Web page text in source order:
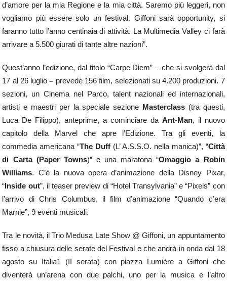
d’amore per la mia Regione e la mia città. Saremo più leggeri, non
vogliamo più essere solo un festival. Giffoni sarà opportunity, si
faranno tutto l’anno centinaia di attività. La Multimedia Valley ci farà
arrivare a 5.500 giurati di tante altre nazioni”.
Quest’anno l’edizione, dal titolo “Carpe Diem” – che si svolgerà dal
17 al 26 luglio – prevede 156 film, selezionati su 4.200 produzioni. 7
sezioni, un Cinema nel Parco, talent nazionali ed internazionali,
artisti e maestri per la speciale sezione Masterclass(tra questi,
Luca De Filippo), anteprime, a cominciare da Ant-Man, il nuovo
capitolo della Marvel che apre l’Edizione. Tra gli eventi, la
commedia americana “The Duff (L’ A.S.S.O. nella manica)”, “Città
di Carta (Paper Towns)” e una maratona “Omaggio a Robin
Williams. C’è la nuova opera d’animazione della Disney Pixar,
“Inside out”, il teaser preview di “Hotel Transylvania” e “Pixels” con
l’arrivo di Chris Columbus, il film d’animazione “Quando c’era
Marnie”, 9 eventi musicali.
Tra le novità, il Trio Medusa Late Show @ Giffoni, un appuntamento
fisso a chiusura delle serate del Festival e che andrà in onda dal 18
agosto su Italia1 (II serata) con piazza Lumière a Giffoni che
diventerà un’arena con due palchi, uno per la musica e l’altro